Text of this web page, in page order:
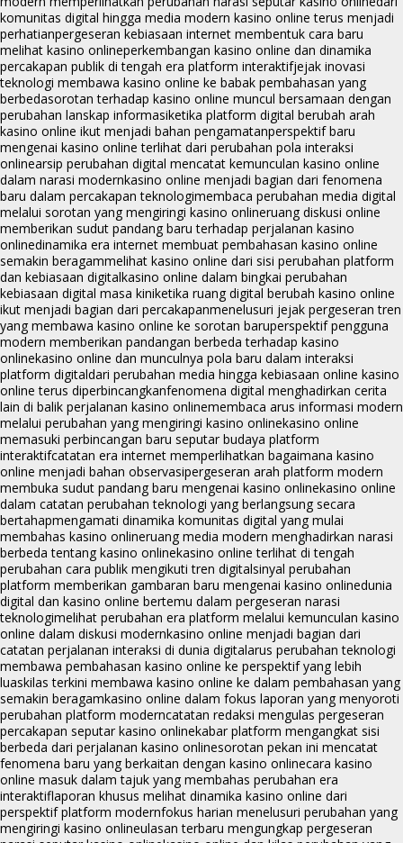
komunitas digital hingga media modern kasino online terus menjadi
perhatianpergeseran kebiasaan internet membentuk cara baru
melihat kasino onlineperkembangan kasino online dan dinamika
percakapan publik di tengah era platform interaktifjejak inovasi
teknologi membawa kasino online ke babak pembahasan yang
berbedasorotan terhadap kasino online muncul bersamaan dengan
perubahan lanskap informasiketika platform digital berubah arah
kasino online ikut menjadi bahan pengamatanperspektif baru
mengenai kasino online terlihat dari perubahan pola interaksi
onlinearsip perubahan digital mencatat kemunculan kasino online
dalam narasi modernkasino online menjadi bagian dari fenomena
baru dalam percakapan teknologimembaca perubahan media digital
melalui sorotan yang mengiringi kasino onlineruang diskusi online
memberikan sudut pandang baru terhadap perjalanan kasino
onlinedinamika era internet membuat pembahasan kasino online
semakin beragammelihat kasino online dari sisi perubahan platform
dan kebiasaan digitalkasino online dalam bingkai perubahan
kebiasaan digital masa kiniketika ruang digital berubah kasino online
ikut menjadi bagian dari percakapanmenelusuri jejak pergeseran tren
yang membawa kasino online ke sorotan baruperspektif pengguna
modern memberikan pandangan berbeda terhadap kasino
onlinekasino online dan munculnya pola baru dalam interaksi
platform digitaldari perubahan media hingga kebiasaan online kasino
online terus diperbincangkanfenomena digital menghadirkan cerita
lain di balik perjalanan kasino onlinemembaca arus informasi modern
melalui perubahan yang mengiringi kasino onlinekasino online
memasuki perbincangan baru seputar budaya platform
interaktifcatatan era internet memperlihatkan bagaimana kasino
online menjadi bahan observasipergeseran arah platform modern
membuka sudut pandang baru mengenai kasino onlinekasino online
dalam catatan perubahan teknologi yang berlangsung secara
bertahapmengamati dinamika komunitas digital yang mulai
membahas kasino onlineruang media modern menghadirkan narasi
berbeda tentang kasino onlinekasino online terlihat di tengah
perubahan cara publik mengikuti tren digitalsinyal perubahan
platform memberikan gambaran baru mengenai kasino onlinedunia
digital dan kasino online bertemu dalam pergeseran narasi
teknologimelihat perubahan era platform melalui kemunculan kasino
online dalam diskusi modernkasino online menjadi bagian dari
catatan perjalanan interaksi di dunia digitalarus perubahan teknologi
membawa pembahasan kasino online ke perspektif yang lebih
luaskilas terkini membawa kasino online ke dalam pembahasan yang
semakin beragamkasino online dalam fokus laporan yang menyoroti
perubahan platform moderncatatan redaksi mengulas pergeseran
percakapan seputar kasino onlinekabar platform mengangkat sisi
berbeda dari perjalanan kasino onlinesorotan pekan ini mencatat
fenomena baru yang berkaitan dengan kasino onlinecara kasino
online masuk dalam tajuk yang membahas perubahan era
interaktiflaporan khusus melihat dinamika kasino online dari
perspektif platform modernfokus harian menelusuri perubahan yang
mengiringi kasino onlineulasan terbaru mengungkap pergeseran